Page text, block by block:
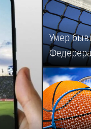
Умер
🥎